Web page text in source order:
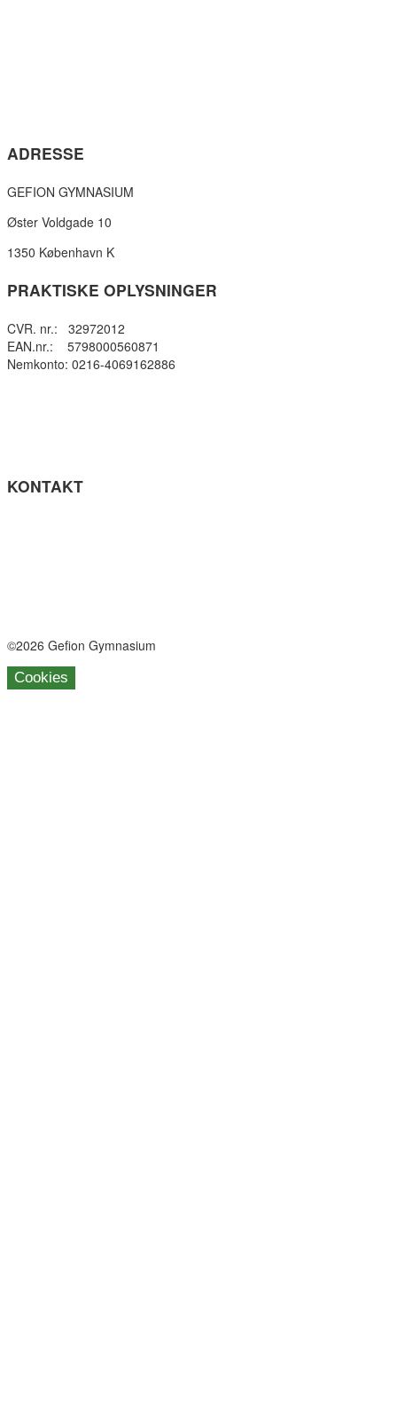
ADRESSE
GEFION GYMNASIUM
Øster Voldgade 10
1350 København K
PRAKTISKE OPLYSNINGER
CVR. nr.: 32972012
EAN.nr.: 5798000560871
Nemkonto: 0216-4069162886
KONTAKT
©2026 Gefion Gymnasium
Cookies